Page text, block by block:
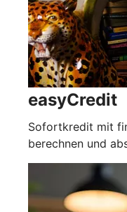
easyCredit
Sofortkredit mit
berechnen und